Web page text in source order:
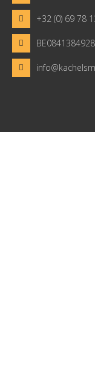
+32 (0) 69 78
BE0841384928